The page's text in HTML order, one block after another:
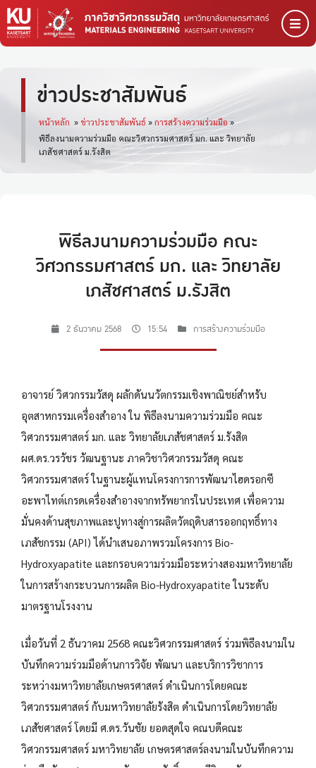
ข่าวประชาสัมพันธ์
หน้าหลัก » ข่าวประชาสัมพันธ์ »การสร้างความร่วมมือ »
พิธีลงนามความร่วมมือ คณะวิศวกรรมศาสตร์ มก. และ วิทยาลัย
เภสัชศาสตร์ ม.รังสิต
พิธีลงนามความร่วมมือ คณะ
วิศวกรรมศาสตร์ มก. และ วิทยาลัย
เภสัชศาสตร์ ม.รังสิต
2 ธันวาคม 2568 15:54 การสร้างความร่วมมือ
อาจารย์ วิศวกรรมวัสดุ ผลักดันนวัตกรรมเชิงพาณิชย์สำหรับ
อุตสาหกรรมเครื่องสำอาง ใน พิธีลงนามความร่วมมือ คณะ
วิศวกรรมศาสตร์ มก. และ วิทยาลัยเภสัชศาสตร์ ม.รังสิต
ผศ.ดร.วรวัชร วัฒนฐานะ ภาควิชาวิศวกรรมวัสดุ คณะ
วิศวกรรมศาสตร์ ในฐานะผู้แทนโครงการการพัฒนาไฮดรอกซี
อะพาไทต์เกรดเครื่องสำอางจากทรัพยากรในประเทศ เพื่อความ
มั่นคงด้านสุขภาพและปูทางสู่การผลิตวัตถุดิบสารออกฤทธิ์ทาง
เภสัชกรรม (API) ได้นำเสนอภาพรวมโครงการ Bio-
Hydroxyapatite และกรอบความร่วมมือระหว่างสองมหาวิทยาลัย
ในการสร้างกระบวนการผลิต Bio-Hydroxyapatite ในระดับ
มาตรฐานโรงงาน
เมื่อวันที่ 2 ธันวาคม 2568 คณะวิศวกรรมศาสตร์ ร่วมพิธีลงนามใน
บันทึกความร่วมมือด้านการวิจัย พัฒนา และบริการวิชาการ
ระหว่างมหาวิทยาลัยเกษตรศาสตร์ ดำเนินการโดยคณะ
วิศวกรรมศาสตร์ กับมหาวิทยาลัยรังสิต ดำเนินการโดยวิทยาลัย
เภสัชศาสตร์ โดยมี ศ.ดร.วันชัย ยอดสุดใจ คณบดีคณะ
วิศวกรรมศาสตร์ มหาวิทยาลัย เกษตรศาสตร์ลงนามในบันทึกความ